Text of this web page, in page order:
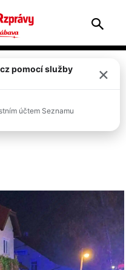
srazilo
pomocí služby
×
účtem Seznamu